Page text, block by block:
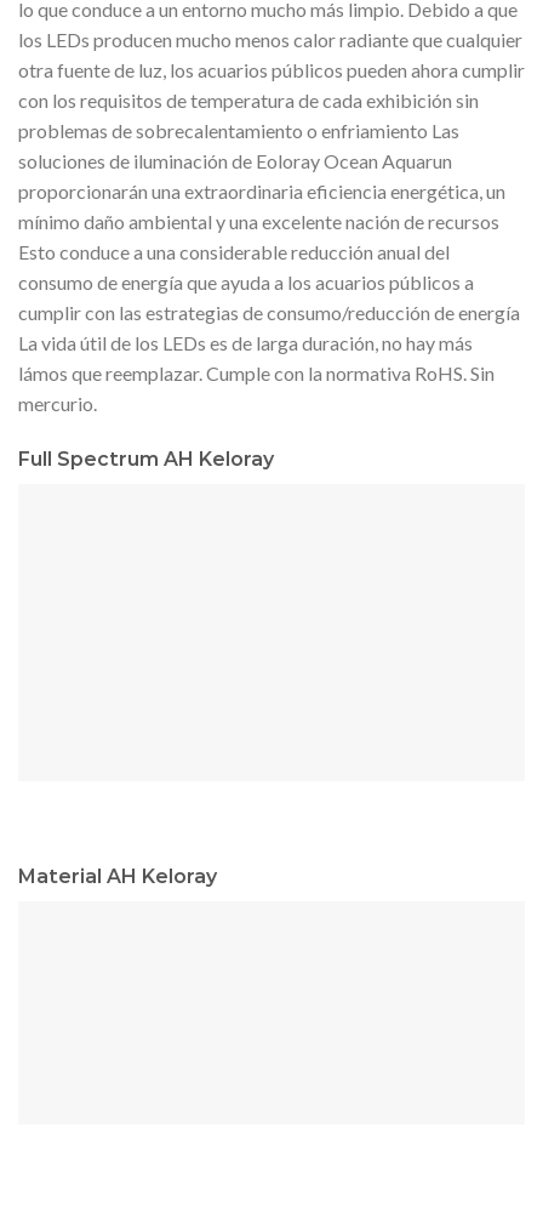
lo que conduce a un entorno mucho más limpio. Debido a que
los LEDs producen mucho menos calor radiante que cualquier
otra fuente de luz, los acuarios públicos pueden ahora cumplir
con los requisitos de temperatura de cada exhibición sin
problemas de sobrecalentamiento o enfriamiento Las
soluciones de iluminación de Eoloray Ocean Aquarun
proporcionarán una extraordinaria eficiencia energética, un
mínimo daño ambiental y una excelente nación de recursos
Esto conduce a una considerable reducción anual del
consumo de energía que ayuda a los acuarios públicos a
cumplir con las estrategias de consumo/reducción de energía
La vida útil de los LEDs es de larga duración, no hay más
lámos que reemplazar. Cumple con la normativa RoHS. Sin
mercurio.
Full Spectrum AH Keloray
Material AH Keloray